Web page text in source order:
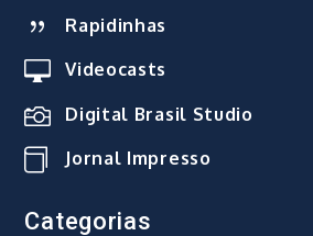
Rapidinhas
Videocasts
Digital Brasil Studio
Jornal Impresso
Categorias